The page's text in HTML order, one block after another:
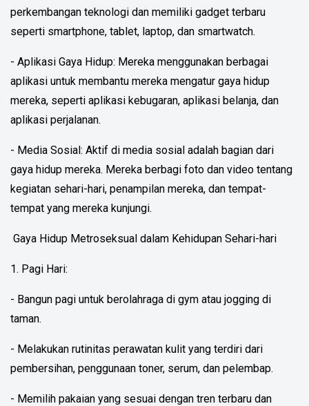
perkembangan teknologi dan memiliki gadget terbaru
seperti smartphone, tablet, laptop, dan smartwatch.
- Aplikasi Gaya Hidup: Mereka menggunakan berbagai
aplikasi untuk membantu mereka mengatur gaya hidup
mereka, seperti aplikasi kebugaran, aplikasi belanja, dan
aplikasi perjalanan.
- Media Sosial: Aktif di media sosial adalah bagian dari
gaya hidup mereka. Mereka berbagi foto dan video tentang
kegiatan sehari-hari, penampilan mereka, dan tempat-
tempat yang mereka kunjungi.
Gaya Hidup Metroseksual dalam Kehidupan Sehari-hari
1. Pagi Hari:
- Bangun pagi untuk berolahraga di gym atau jogging di
taman.
- Melakukan rutinitas perawatan kulit yang terdiri dari
pembersihan, penggunaan toner, serum, dan pelembap.
- Memilih pakaian yang sesuai dengan tren terbaru dan